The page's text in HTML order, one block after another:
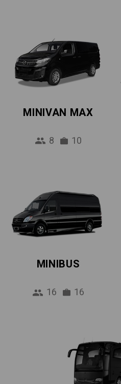
MINIVAN MAX
8 10
MINIBUS
16 16